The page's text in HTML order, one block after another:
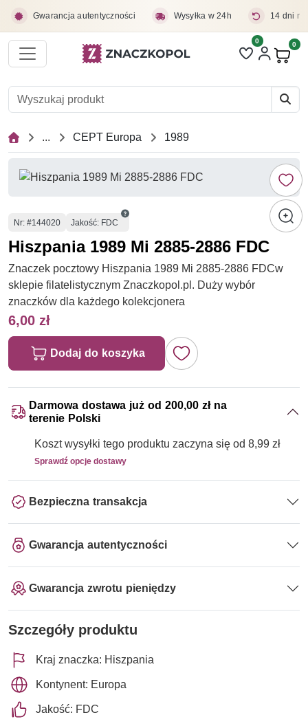
Gwarancja autentyczności Wysyłka w 24h 14 dni
Liczba pozycji
0 0
... CEPT Europa 1989
Numer
Nr: #144020 Jakość: FDC
Hiszpania 1989 Mi 2885-2886 FDC
Znaczek pocztowy Hiszpania 1989 Mi 2885-2886 FDCw
sklepie filatelistycznym Znaczkopol.pl. Duży wybór
znaczków dla każdego kolekcjonera
6,00 zł
Dodaj do koszyka
Darmowa dostawa już od 200,00 zł na
terenie Polski
Koszt wysyłki tego produktu zaczyna się od 8,99 zł
Sprawdź opcje dostawy
Bezpieczna transakcja
Gwarancja autentyczności
Gwarancja zwrotu pieniędzy
Szczegóły produktu
Kraj znaczka: Hiszpania
Kontynent: Europa
Jakość: FDC